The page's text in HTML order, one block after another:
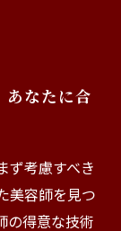
あなたに合
ず考慮すべき
美容師を見つ
の得意な技術